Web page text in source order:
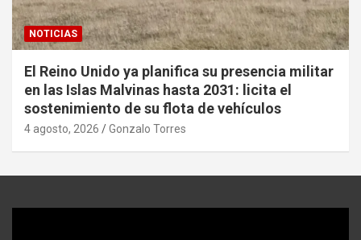
NOTICIAS
El Reino Unido ya planifica su presencia militar
en las Islas Malvinas hasta 2031: licita el
sostenimiento de su flota de vehículos
4 agosto, 2026 Gonzalo Torres